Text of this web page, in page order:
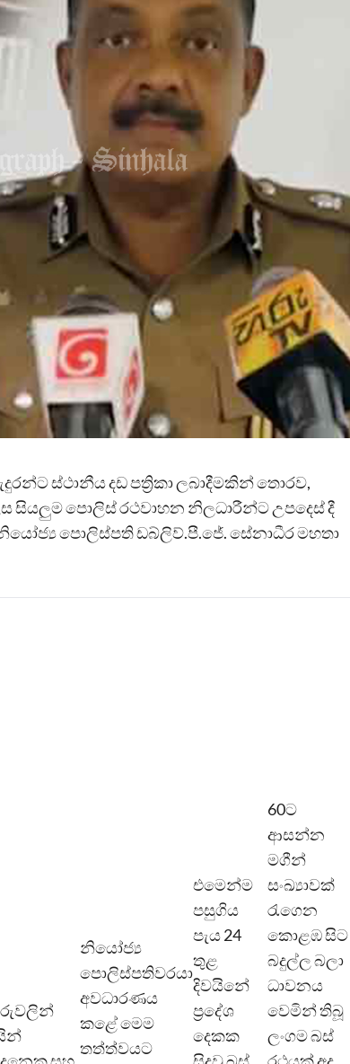
ස්ථානීය දඩ පත්‍රිකා ලබාදීමකින් තොරව,
සියලුම පොලිස් රථවාහන නිලධාරීන්ට උපදෙස් දී
නියෝජ්‍ය පොලිස්පති ඩබ්ලිව්.පී.ජේ. සේනාධීර මහතා
නියෝජ්‍ය
පොලිස්පතිවරයා
අවධාරණය
කළේ මෙම
තත්ත්වයට
එමෙන්ම
පසුගිය
පැය 24
තුළ
දිවයිනේ
ප්‍රදේශ
දෙකක
60ට
ආසන්න
මගීන්
සංඛ්‍යාවක්
රැගෙන
කොළඹ සිට
බදුල්ල බලා
ධාවනය
වෙමින් තිබූ
ලංගම බස්